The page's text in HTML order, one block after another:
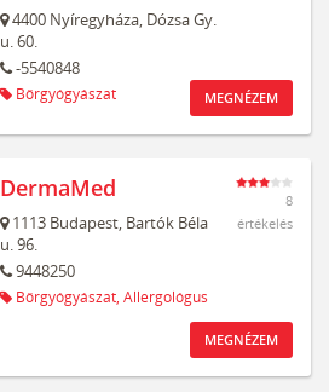
4400 Nyíregyháza, Dózsa Gy.
u. 60.
-5540848
Bőrgyógyászat MEGNÉZEM
DermaMed
1113 Budapest, Bartók Béla
u. 96.
9448250
Bőrgyógyászat, Allergológus
8
értékelés
MEGNÉZEM